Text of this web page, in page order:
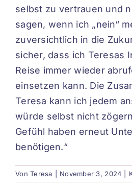
selbst zu vertrauen und
sagen, wenn ich „nein“
zuversichtlich in die
sicher, dass ich Teresas
Reise immer wieder
einsetzen kann. Die
Teresa kann ich jedem
würde selbst nicht
Gefühl haben erneut
benötigen.“
VonTeresa November 3, 2024